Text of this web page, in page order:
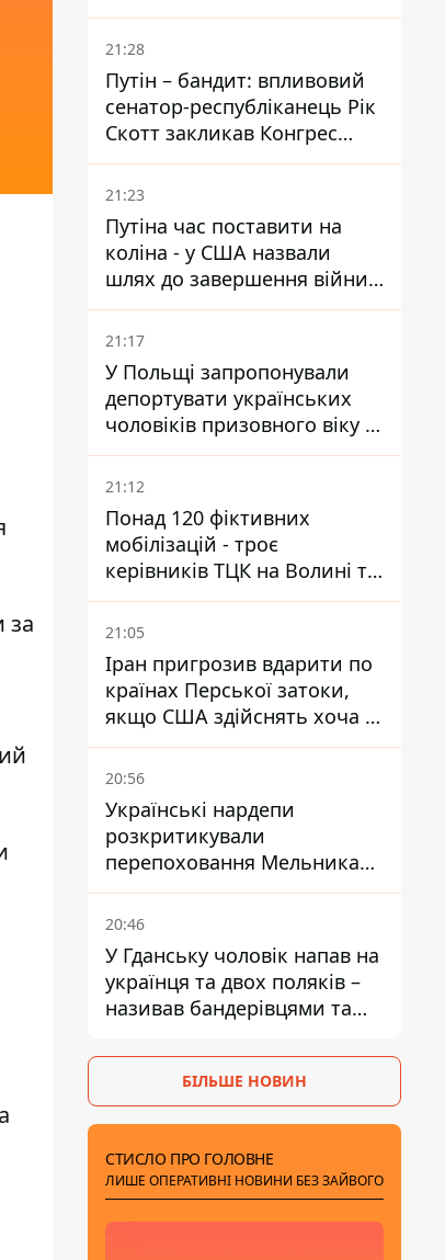
за
ударами опинилися п'ять
районів області
21:28
Путін – бандит: впливовий
сенатор-республіканець Рік
Скотт закликав Конгрес
притягнути РФ до
відповідальності за війну в
Україні
21:23
Путіна час поставити на
коліна - у США назвали
шлях до завершення війни -
National Security Journal
21:17
У Польщі запропонували
депортувати українських
чоловіків призовного віку -
кого це може торкнутися
21:12
Понад 120 фіктивних
мобілізацій - троє
керівників ТЦК на Волині та
Буковині отримали підозри
за фейкові звіти
21:05
Іран пригрозив вдарити по
країнах Перської затоки,
якщо США здійснять хоча б
одну атаку - Reuters
20:56
Українські нардепи
розкритикували
перепоховання Мельника
через ризик дипломатичної
ізоляції
20:46
У Гданську чоловік напав на
українця та двох поляків –
називав бандерівцями та
БІЛЬШЕ НОВИН
СТИСЛО ПРО ГОЛОВНЕ
ЛИШЕ ОПЕРАТИВНІ НОВИНИ БЕЗ ЗАЙВОГО